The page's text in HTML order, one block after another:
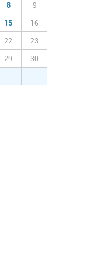
8 9
15 16
22 23
29 30